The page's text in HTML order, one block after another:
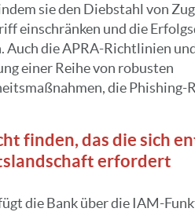
sie den Diebstahl von
einschränken und die
Auch die APRA-Richtlinien
einer Reihe von robusten
die Phishing-
finden, das die sich
erfordert
die Bank über die IAM-